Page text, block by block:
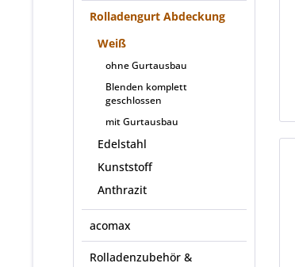
Rolladengurt Abdeckung
Weiß
ohne Gurtausbau
Blenden komplett
geschlossen
mit Gurtausbau
Edelstahl
Kunststoff
Anthrazit
acomax
Rolladenzubehör &